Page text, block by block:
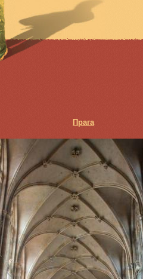
Прага